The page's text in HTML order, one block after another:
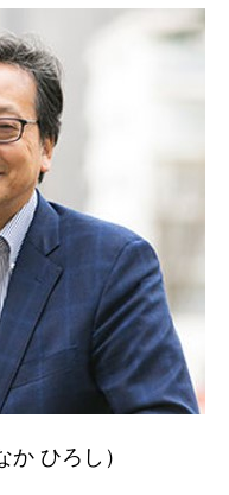
か ひろし）